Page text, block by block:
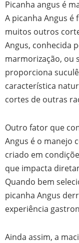
Picanha angus é
A picanha Angus
muitos outros
Angus, conhecida
marmorização, ou
proporciona
característica
cortes de outras
Outro fator que
Angus é o manejo
criado em
que impacta
Quando bem
picanha Angus
experiência
Ainda assim, a